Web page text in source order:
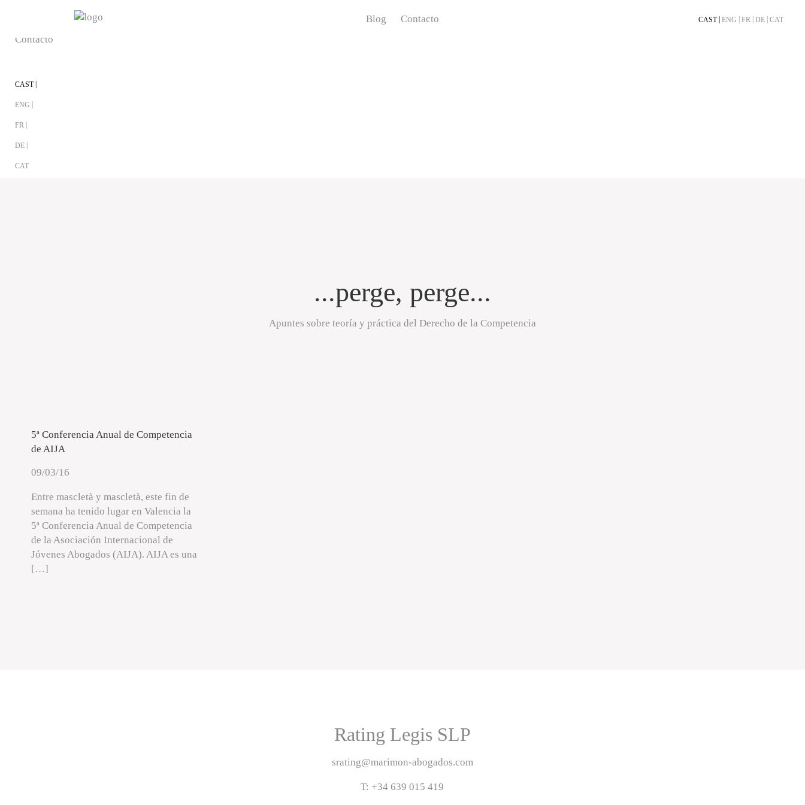
Contacto
CAST
ENG
FR
DE
CAT
Blog Contacto CAST ENG FR DE CAT
...perge, perge...
Apuntes sobre teoría y práctica del Derecho de la Competencia
5ª Conferencia Anual de Competencia
de AIJA
09/03/16
Entre mascletà y mascletà, este fin de
semana ha tenido lugar en Valencia la
5ª Conferencia Anual de Competencia
de la Asociación Internacional de
Jóvenes Abogados (AIJA). AIJA es una
[…]
Rating Legis SLP
srating@marimon-abogados.com
T: +34 639 015 419